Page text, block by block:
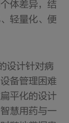
体差异，结
轻量化、便
设计针对病
备管理困难
平化的设计
慧用药与一